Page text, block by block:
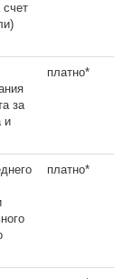
счет
за
и
платно*
платно*